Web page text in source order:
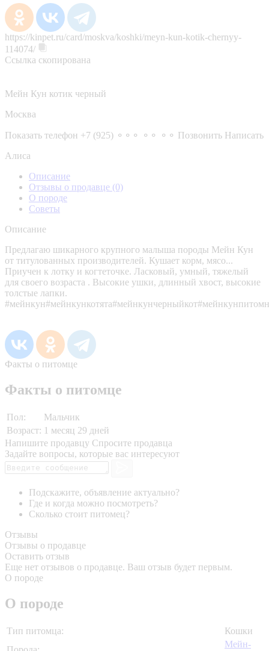
https://kinpet.ru/card/moskva/koshki/meyn-kun-kotik-chernyy-
114074/
Ссылка скопирована
Мейн Кун котик черный
Москва
Показать телефон +7 (925) ⚬⚬⚬ ⚬⚬ ⚬⚬ Позвонить Написать
Алиса
Описание
Отзывы о продавце (0)
О породе
Советы
Описание
Предлагаю шикарного крупного малыша породы Мейн Кун
от титулованных производителей. Кушает корм, мясо...
Приучен к лотку и когтеточке. Ласковый, умный, тяжелый
для своего возраста . Высокие ушки, длинный хвост, высокие
толстые лапки.
Факты о питомце
Факты о питомце
Пол:
Мальчик
Возраст: 1 месяц 29 дней
Напишите продавцу Спросите продавца
Задайте вопросы, которые вас интересуют
Подскажите, объявление актуально?
Где и когда можно посмотреть?
Сколько стоит питомец?
Отзывы
Отзывы о продавце
Оставить отзыв
Еще нет отзывов о продавце. Ваш отзыв будет первым.
О породе
О породе
Тип питомца:
Кошки
Мейн-